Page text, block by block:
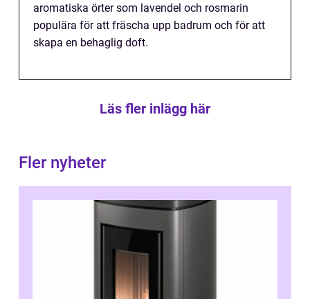
aromatiska örter som lavendel och rosmarin
populära för att fräscha upp badrum och för att
skapa en behaglig doft.
Läs fler inlägg här
Fler nyheter